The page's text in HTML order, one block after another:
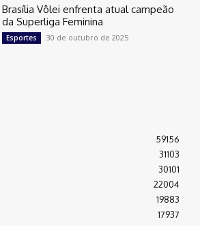
Brasília Vôlei enfrenta atual campeão
da Superliga Feminina
Esportes 30 de outubro de 2025
59156
31103
30101
22004
19883
17937